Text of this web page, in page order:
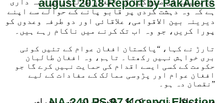
august 2018 Report by PakAlerts
ہے کہ وہ دہشت گردی پر قابو پانے کے حوالے سے اپنے
دیرینہ بین الاقوامی، علاقائی اور دو طرفہ وعدوں کو
پورا کریں، جو وہ اب تک کرنے میں ناکام رہے ہیں۔
تارڑ نے کہا، “پاکستان افغان عوام کے تئیں کوئی
بری خواہش نہیں رکھتا۔ تاہم، وہ افغان طالبان
حکومت کے کسی ایسے اقدام کی حمایت نہیں کرے گا جو
افغان عوام اور پڑوسی ممالک کے مفادات کے لیے
نقصان دہ ہو۔”